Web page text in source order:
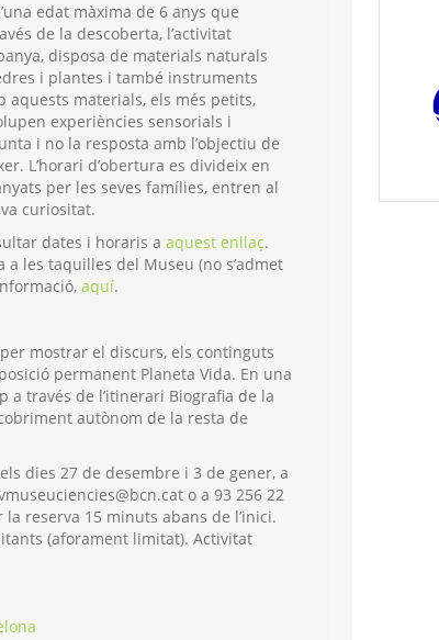
edat màxima de 6 anys que
de la descoberta, l’activitat
disposa de materials naturals
i plantes i també instruments
aquests materials, els més petits,
experiències sensorials i
i no la resposta amb l’objectiu de
L’horari d’obertura es divideix en
per les seves famílies, entren al
curiositat.
dates i horaris a aquest enllaç.
les taquilles del Museu (no s’admet
aquí.
mostrar el discurs, els continguts
permanent Planeta Vida. En una
a través de l’itinerari Biografia de la
autònom de la resta de
dies 27 de desembre i 3 de gener, a
o a 93 256 22
reserva 15 minuts abans de l’inici.
(aforament limitat). Activitat